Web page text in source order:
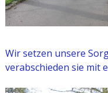
Wir setzen unsere
verabschieden sie mit